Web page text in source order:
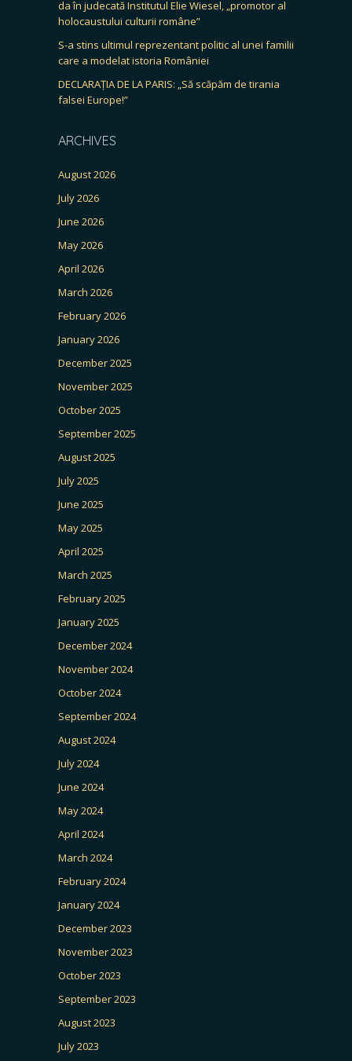
da în judecată Institutul Elie Wiesel, „promotor al
holocaustului culturii române”
S-a stins ultimul reprezentant politic al unei familii
care a modelat istoria României
DECLARAȚIA DE LA PARIS: „Să scăpăm de tirania
falsei Europe!”
ARCHIVES
August 2026
July 2026
June 2026
May 2026
April 2026
March 2026
February 2026
January 2026
December 2025
November 2025
October 2025
September 2025
August 2025
July 2025
June 2025
May 2025
April 2025
March 2025
February 2025
January 2025
December 2024
November 2024
October 2024
September 2024
August 2024
July 2024
June 2024
May 2024
April 2024
March 2024
February 2024
January 2024
December 2023
November 2023
October 2023
September 2023
August 2023
July 2023